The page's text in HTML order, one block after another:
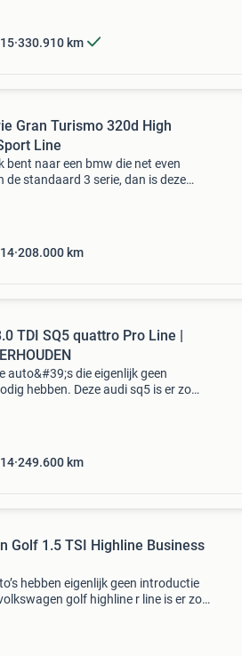
330.910 km
Gran Turismo 320d High
Line
bent naar een bmw die net even
de standaard 3 serie, dan is deze
208.000 km
TDI SQ5 quattro Pro Line |
auto&#39;s die eigenlijk geen
hebben. Deze audi sq5 is er zo
249.600 km
Golf 1.5 TSI Highline Business
hebben eigenlijk geen introductie
golf highline r line is er zo